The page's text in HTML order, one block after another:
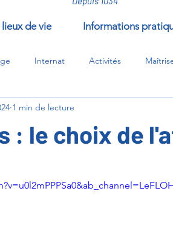
de vie Informations
Internat Activités
EPI
: le choix de
1 min de lecture